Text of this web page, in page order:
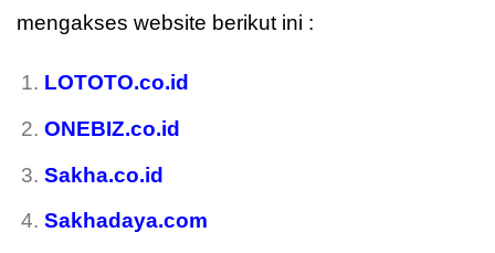
mengakses website berikut ini :
LOTOTO.co.id
ONEBIZ.co.id
Sakha.co.id
Sakhadaya.com